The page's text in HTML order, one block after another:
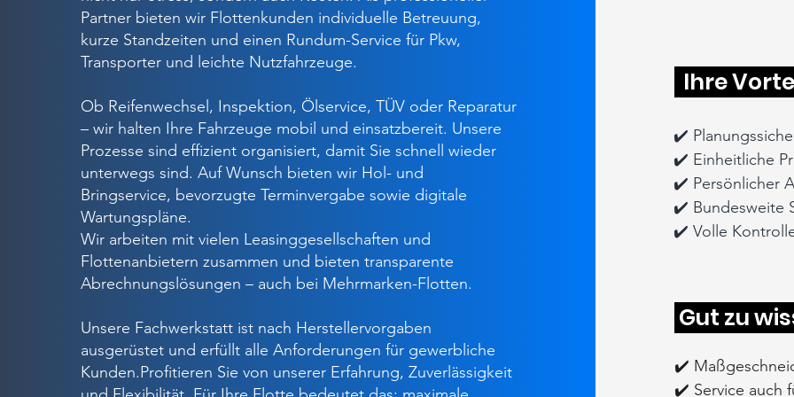
Partner bieten wir Flottenkunden individuelle Betreuung,
kurze Standzeiten und einen Rundum-Service für Pkw,
Transporter und leichte Nutzfahrzeuge.
Ob Reifenwechsel, Inspektion, Ölservice, TÜV oder Reparatur
– wir halten Ihre Fahrzeuge mobil und einsatzbereit. Unsere
Prozesse sind effizient organisiert, damit Sie schnell wieder
unterwegs sind. Auf Wunsch bieten wir Hol- und
Bringservice, bevorzugte Terminvergabe sowie digitale
Wartungspläne.
Wir arbeiten mit vielen Leasinggesellschaften und
Flottenanbietern zusammen und bieten transparente
Abrechnungslösungen – auch bei Mehrmarken-Flotten.
Unsere Fachwerkstatt ist nach Herstellervorgaben
ausgerüstet und erfüllt alle Anforderungen für gewerbliche
Kunden.Profitieren Sie von unserer Erfahrung, Zuverlässigkeit
Ihre
✔️
✔️ Einheitliche
✔️ Persönlicher
✔️ Bundesweite
✔️ Volle
Gut zu
✔️
✔️ Service auch